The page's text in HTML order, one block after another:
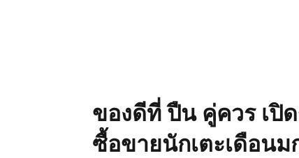
ของดีที่ ปืน คู่ควร เปิ
ซื้อขายนักเตะเดือนม